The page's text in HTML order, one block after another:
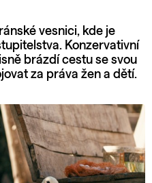
vesnici, kde je
Konzervativní
brázdí cestu se svou
za práva žen a dětí.